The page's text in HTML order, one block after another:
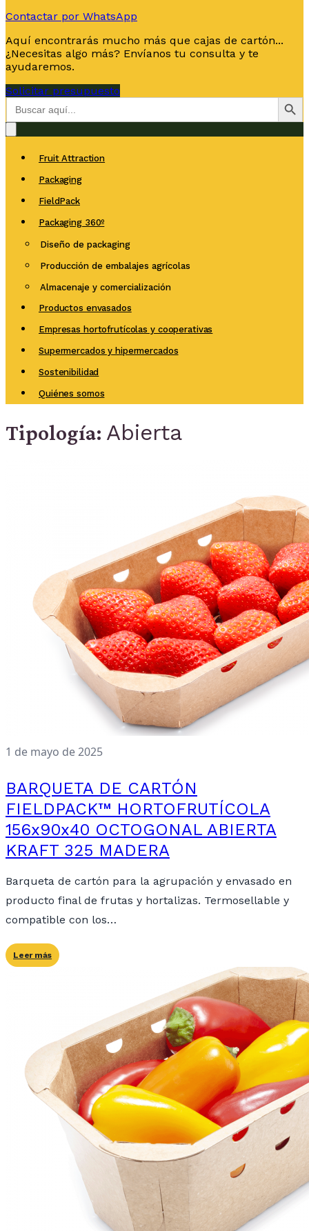
Contactar por WhatsApp
Aquí encontrarás mucho más que cajas de cartón...
¿Necesitas algo más? Envíanos tu consulta y te
ayudaremos.
Solicitar presupuesto
Buscar:
Botón de
Fruit Attraction
Packaging
FieldPack
Packaging 360º
Diseño de packaging
Producción de embalajes agrícolas
Almacenaje y comercialización
Productos envasados
Empresas hortofrutícolas y cooperativas
Supermercados y hipermercados
Sostenibilidad
Quiénes somos
Tipología: Abierta
1 de mayo de 2025
BARQUETA DE CARTÓN
FIELDPACK™ HORTOFRUTÍCOLA
156x90x40 OCTOGONAL ABIERTA
KRAFT 325 MADERA
Barqueta de cartón para la agrupación y envasado en
producto final de frutas y hortalizas. Termosellable y
compatible con los…
Leer más